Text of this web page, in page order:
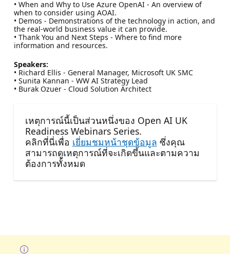
• When and Why to Use Azure OpenAI - An overview of
when to consider using AOAI.
• Demos - Demonstrations of the technology in action, and
the real-world business value it can provide.
• Thank You and Next Steps - Where to find more
information and resources.
Speakers:
• Richard Ellis - General Manager, Microsoft UK SMC
• Sunita Kannan - WW AI Strategy Lead
• Burak Ozuer - Cloud Solution Architect
เหตุการณ์นี้เป็นส่วนหนึ่งของ Open AI UK
Readiness Webinars Series.
คลิกที่นี่เพื่อ เยี่ยมชมหน้าชุดข้อมูล ซึ่งคุณ
สามารถดูเหตุการณ์ที่จะเกิดขึ้นและตามความ
ต้องการทั้งหมด